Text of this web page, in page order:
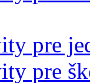
pre
pre